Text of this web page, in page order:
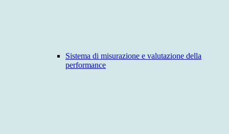
Sistema di misurazione e valutazione della
performance